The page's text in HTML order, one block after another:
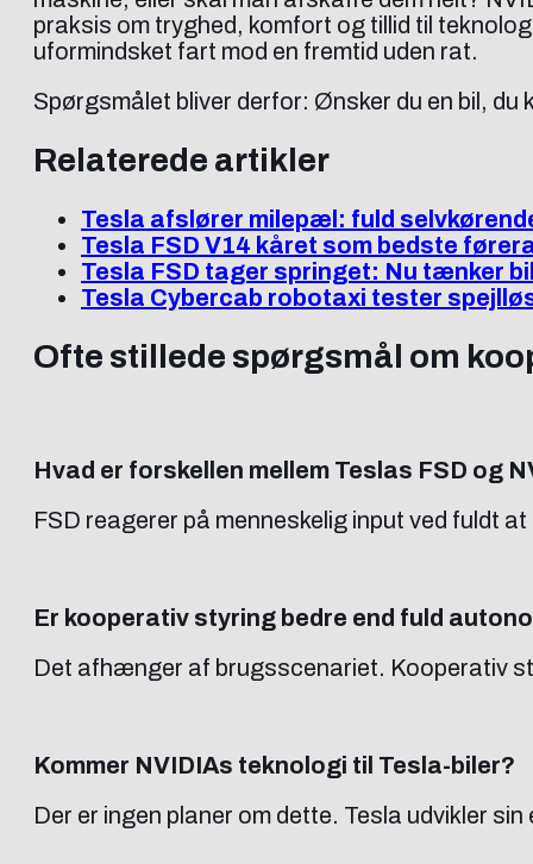
praksis om tryghed, komfort og tillid til
uformindsket fart mod en fremtid uden rat.
Spørgsmålet bliver derfor: Ønsker du en bil, du
Relaterede artikler
Tesla afslører milepæl: fuld
Tesla FSD V14 kåret som bedste
Tesla FSD tager springet: Nu tænker
Tesla Cybercab robotaxi tester
Ofte stillede spørgsmål om
Hvad er forskellen mellem Teslas FSD og
FSD reagerer på menneskelig input ved fuldt
Er kooperativ styring bedre end fuld
Det afhænger af brugsscenariet. Kooperativ
Kommer NVIDIAs teknologi til Tesla-biler?
Der er ingen planer om dette. Tesla udvikler